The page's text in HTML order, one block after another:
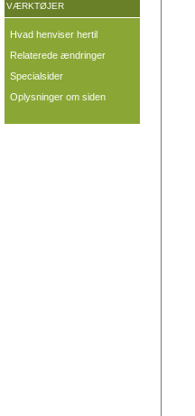
VÆRKTØJER
Hvad henviser hertil
Relaterede ændringer
Specialsider
Oplysninger om siden